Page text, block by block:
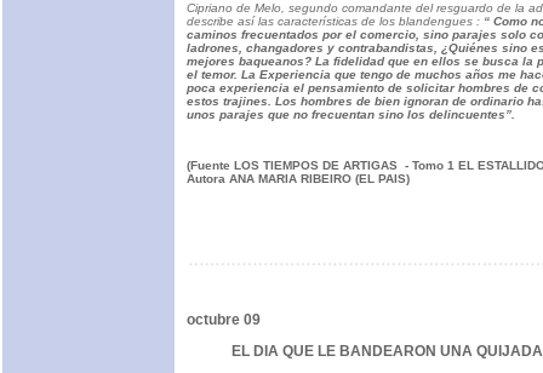
Cipriano de Melo, segundo comandante del resguardo de la
describe así las características de los blandengues : “ Como
caminos frecuentados por el comercio, sino parajes solo
ladrones, changadores y contrabandistas, ¿Quiénes sino
mejores baqueanos? La fidelidad que en ellos se busca la
el temor. La Experiencia que tengo de muchos años me
poca experiencia el pensamiento de solicitar hombres de
estos trajines. Los hombres de bien ignoran de ordinario
unos parajes que no frecuentan sino los delincuentes”.
(Fuente LOS TIEMPOS DE ARTIGAS - Tomo 1 EL
Autora ANA MARIA RIBEIRO (EL PAIS)
octubre 09
EL DIA QUE LE BANDEARON UNA